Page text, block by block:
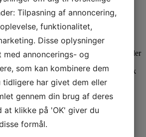
Professional (PMP)® forløbet henvender
en grundlæggende
på international best practice teknik
til PMP certificeringseksamen.
Tilpasning af annoncering,
funktionalitet,
Disse oplysninger
med annoncerings- og
som kan kombinere dem
tidligere har givet dem eller
gennem din brug af deres
at klikke på 'OK' giver du
formål.